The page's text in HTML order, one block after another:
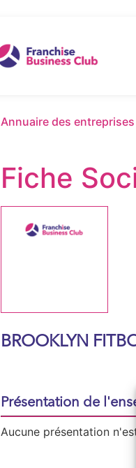
Annuaire des entreprises
Fiche
BROOKLYN
Présentation de
Aucune présentation